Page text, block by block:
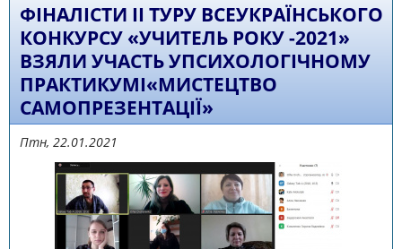
ФІНАЛІСТИ ІІ ТУРУ ВСЕУКРАЇНСЬКОГО
КОНКУРСУ «УЧИТЕЛЬ РОКУ -2021»
ВЗЯЛИ УЧАСТЬ УПСИХОЛОГІЧНОМУ
ПРАКТИКУМІ«МИСТЕЦТВО
САМОПРЕЗЕНТАЦІЇ»
Птн, 22.01.2021